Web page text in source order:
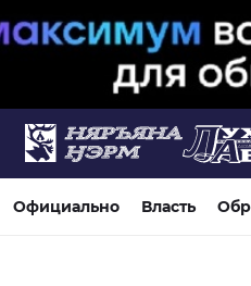
Официально Власть